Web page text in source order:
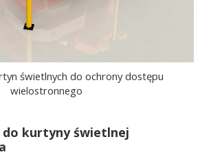
świetlnych do ochrony dostępu
wielostronnego
do kurtyny świetlnej